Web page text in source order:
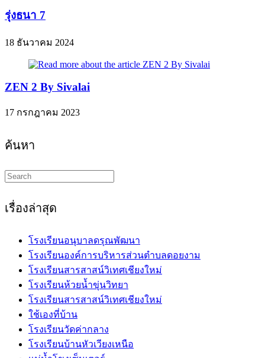
รุ่งธนา 7
18 ธันวาคม 2024
ZEN 2 By Sivalai
17 กรกฎาคม 2023
ค้นหา
Search
this
เรื่องล่าสุด
โรงเรียนอนุบาลดรุณพัฒนา
โรงเรียนองค์การบริหารส่วนตำบลดอยงาม
โรงเรียนสารสาสน์วิเทศเชียงใหม่
โรงเรียนห้วยน้ำขุ่นวิทยา
โรงเรียนสารสาสน์วิเทศเชียงใหม่
ใช้เองที่บ้าน
โรงเรียนวัดค่ากลาง
โรงเรียนบ้านหัวเวียงเหนือ